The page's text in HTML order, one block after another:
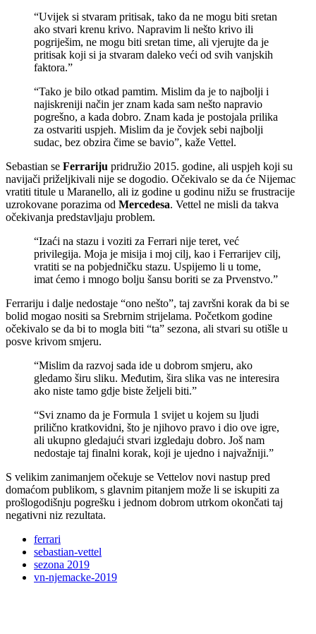
“Uvijek si stvaram pritisak, tako da ne mogu biti sretan
ako stvari krenu krivo. Napravim li nešto krivo ili
pogriješim, ne mogu biti sretan time, ali vjerujte da je
pritisak koji si ja stvaram daleko veći od svih vanjskih
faktora.”
“Tako je bilo otkad pamtim. Mislim da je to najbolji i
najiskreniji način jer znam kada sam nešto napravio
pogrešno, a kada dobro. Znam kada je postojala prilika
za ostvariti uspjeh. Mislim da je čovjek sebi najbolji
sudac, bez obzira čime se bavio”, kaže Vettel.
Sebastian se Ferrariju pridružio 2015. godine, ali uspjeh koji su
navijači priželjkivali nije se dogodio. Očekivalo se da će Nijemac
vratiti titule u Maranello, ali iz godine u godinu nižu se frustracije
uzrokovane porazima od Mercedesa. Vettel ne misli da takva
očekivanja predstavljaju problem.
“Izaći na stazu i voziti za Ferrari nije teret, već
privilegija. Moja je misija i moj cilj, kao i Ferrarijev cilj,
vratiti se na pobjedničku stazu. Uspijemo li u tome,
imat ćemo i mnogo bolju šansu boriti se za Prvenstvo.”
Ferrariju i dalje nedostaje “ono nešto”, taj završni korak da bi se
bolid mogao nositi sa Srebrnim strijelama. Početkom godine
očekivalo se da bi to mogla biti “ta” sezona, ali stvari su otišle u
posve krivom smjeru.
“Mislim da razvoj sada ide u dobrom smjeru, ako
gledamo širu sliku. Međutim, šira slika vas ne interesira
ako niste tamo gdje biste željeli biti.”
“Svi znamo da je Formula 1 svijet u kojem su ljudi
prilično kratkovidni, što je njihovo pravo i dio ove igre,
ali ukupno gledajući stvari izgledaju dobro. Još nam
nedostaje taj finalni korak, koji je ujedno i najvažniji.”
S velikim zanimanjem očekuje se Vettelov novi nastup pred
domaćom publikom, s glavnim pitanjem može li se iskupiti za
prošlogodišnju pogrešku i jednom dobrom utrkom okončati taj
negativni niz rezultata.
ferrari
sebastian-vettel
sezona 2019
vn-njemacke-2019